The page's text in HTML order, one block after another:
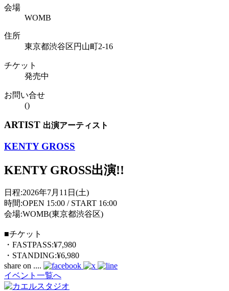
会場
WOMB
住所
東京都渋谷区円山町2-16
チケット
発売中
お問い合せ
()
ARTIST 出演アーティスト
KENTY GROSS
KENTY GROSS出演!!︎
日程:2026年7月11日(土)
時間:OPEN 15:00 / START 16:00
会場:WOMB(東京都渋谷区)
■チケット
・FASTPASS:¥7,980
・STANDING:¥6,980
share on ....
イベント一覧へ